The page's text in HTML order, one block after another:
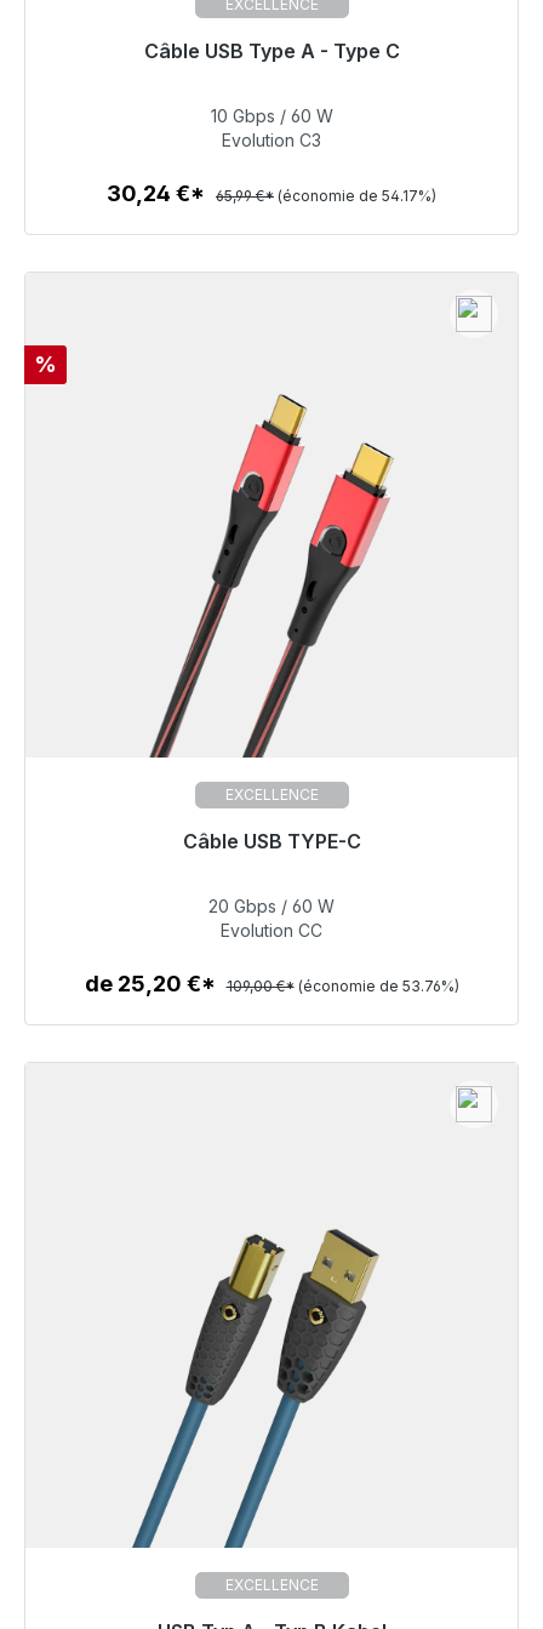
EXCELLENCE
Câble USB Type A - Type C
Prêt à être expédié, délai de livraison 48h*
30,24 €
Détails
10 Gbps / 60 W
Evolution C3
30,24 €* 65,99 €* (économie de 54.17%)
Réduction
%
EXCELLENCE
Câble USB TYPE-C
Prêt à être expédié, délai de livraison 48h*
50,40 €
Détails
20 Gbps / 60 W
Evolution CC
de 25,20 €* 109,00 €* (économie de 53.76%)
EXCELLENCE